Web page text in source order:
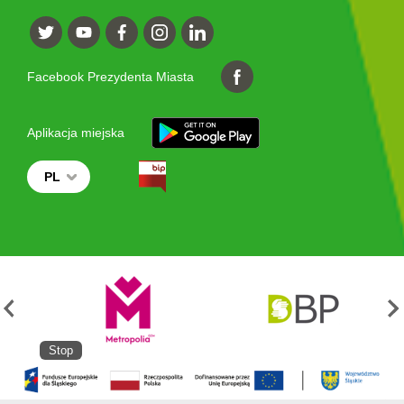
Facebook Prezydenta Miasta
Aplikacja miejska
PL
Stop